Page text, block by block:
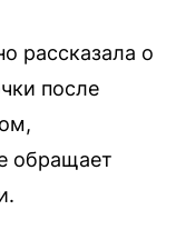
рассказала о
после
обращает